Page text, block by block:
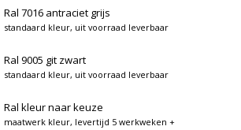
Ral 7016 antraciet grijs
standaard kleur, uit voorraad leverbaar
Ral 9005 git zwart
standaard kleur, uit voorraad leverbaar
Ral kleur naar keuze
maatwerk kleur, levertijd 5 werkweken +